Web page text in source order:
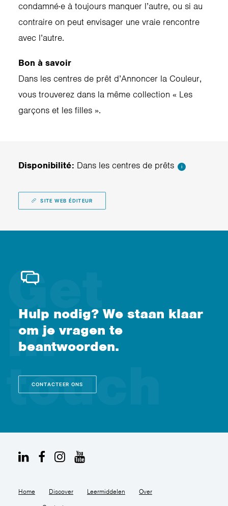
condamné·e à toujours manquer l’autre, ou si au
contraire on peut envisager une vraie rencontre
avec l’autre.
Bon à savoir
Dans les centres de prêt d’Annoncer la Couleur,
vous trouverez dans la même collection « Les
garçons et les filles ».
Disponibilité: Dans les centres de prêts i
SITE WEB ÉDITEUR
Hulp nodig? We staan klaar
om je vragen te
beantwoorden.
CONTACTEER ONS
Home Discover Leermiddelen Over